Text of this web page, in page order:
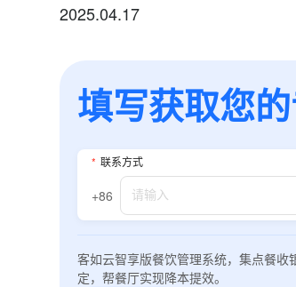
2025.04.17
填写获取您
* 联系方式
+86
客如云智享版餐饮管理系统，集点餐
定，帮餐厅实现降本提效。